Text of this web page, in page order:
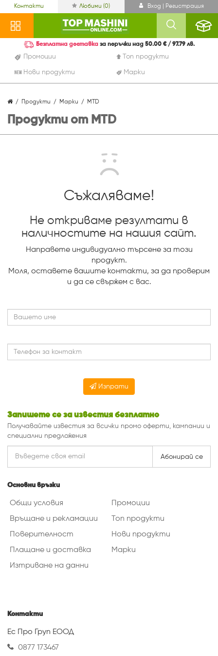
Контакти Любими (0) Вход | Регистрация
Промоции Топ продукти
Нови продукти Марки
Безплатна доставка за поръчки над 50.00 € / 97.79 лв.
Продукти Марки MTD
Продукти от MTD
Съжаляваме!
Не откриваме резултати в
наличностите на нашия сайт.
Направете индивидуално търсене за този
продукт.
Mоля, оставете вашите контакти, за да проверим
и да се свържем с вас.
Изпрати
Запишете се за известия безплатно
Получавайте известия за всички промо оферти, кампании и
специални предложения
Абонирай се
Основни връзки
Общи условия
Връщане и рекламации
Поверителност
Плащане и доставка
Изтриване на данни
Промоции
Топ продукти
Нови продукти
Марки
Контакти
Ес Про Груп ЕООД
0877 173467